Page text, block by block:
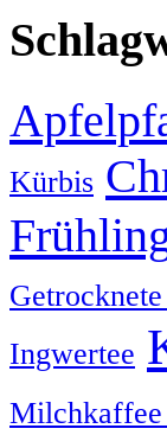
Kürbis
Ingwertee